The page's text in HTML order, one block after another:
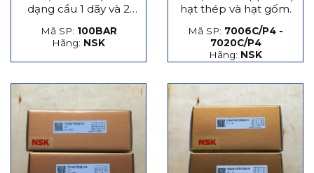
dạng cầu 1 dãy và 2
Mã SP: 100BAR
Hãng: NSK
hạt thép và hạt gốm.
Mã SP: 7006C/P4 -
7020C/P4
Hãng: NSK